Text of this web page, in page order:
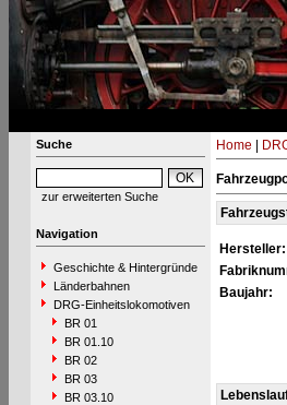
Suche
zur erweiterten Suche
Navigation
Geschichte & Hintergründe
Länderbahnen
DRG-Einheitslokomotiven
BR 01
BR 01.10
BR 02
BR 03
BR 03.10
Home
Hersteller:
Baujahr: